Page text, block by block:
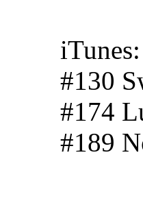
iTunes:
#130
#174
#189